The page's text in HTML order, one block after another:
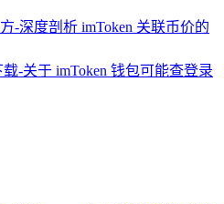
-深度剖析 imToken 关联币价的
载-关于 imToken 钱包可能查登录